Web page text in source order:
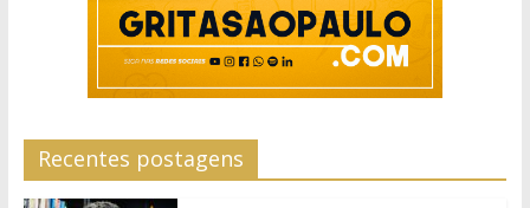
Recentes postagens